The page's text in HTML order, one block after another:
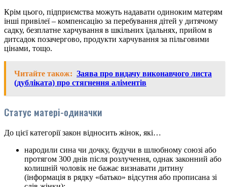
Крім цього, підприємства можуть надавати одиноким матерям
інші привілеї – компенсацію за перебування дітей у дитячому
садку, безплатне харчування в шкільних їдальнях, прийом в
дитсадок позачергово, продукти харчування за пільговими
цінами, тощо.
Читайте також: Заява про видачу виконавчого листа
(дубліката) про стягнення аліментів
Статус матері-одиначки
До цієї категорії закон відносить жінок, які…
народили сина чи дочку, будучи в шлюбному союзі або
протягом 300 днів після розлучення, однак законний або
колишній чоловік не бажає визнавати дитину
(інформація в рядку «батько» відсутня або прописана зі